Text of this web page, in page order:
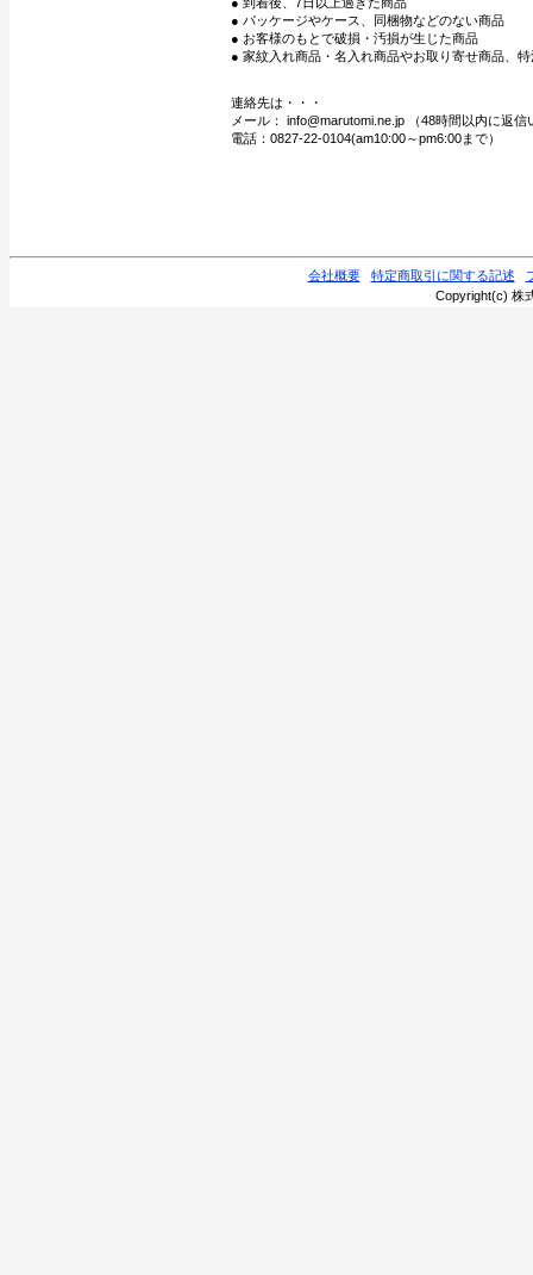
● パッケージやケース、同梱物などのない商品
● お客様のもとで破損・汚損が生じた商品
● 家紋入れ商品・名入れ商品やお取り寄せ商品、
連絡先は・・・
メール： info@marutomi.ne.jp （48時間以内に返信
電話：0827-22-0104(am10:00～pm6:00まで）
会社概要 特定商取引に関する記述
Copyright(c) 株